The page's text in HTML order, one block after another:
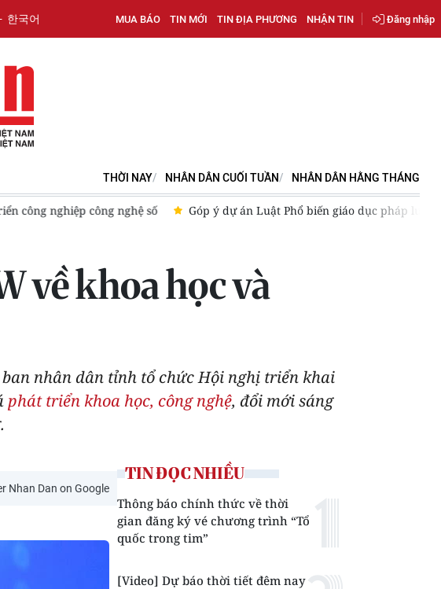
한국어 MUA BÁO TIN MỚI TIN ĐỊA PHƯƠNG NHẬN TIN Đăng nhập
THỜI NAY NHÂN DÂN CUỐI TUẦN NHÂN DÂN HẰNG THÁNG
công nghiệp công nghệ số Góp ý dự án Luật Phổ biến giáo dục pháp luật
về khoa học và
nhân dân tỉnh tổ chức Hội nghị triển khai
phát triển khoa học, công nghệ, đổi mới sáng
Nhan Dan on Google
TIN ĐỌC NHIỀU
Thông báo chính thức về thời
gian đăng ký vé chương trình “Tổ
quốc trong tim”
[Video] Dự báo thời tiết đêm nay